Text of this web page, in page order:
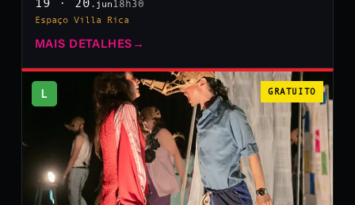
.jun 18h30
Espaço Villa Rica
MAIS DETALHES →
L GRATUITO